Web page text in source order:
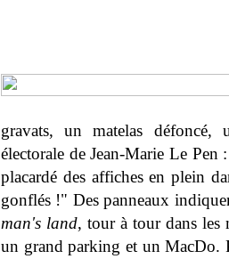
gravats, un matelas défoncé,
électorale de Jean-Marie Le
placardé des affiches en plein
gonflés !" Des panneaux
man's land, tour à tour dans les
un grand parking et un MacDo.